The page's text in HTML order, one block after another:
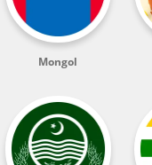
Mongol